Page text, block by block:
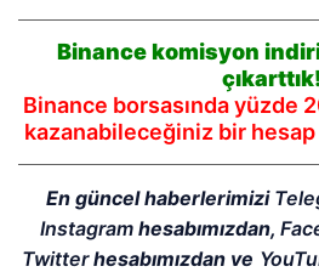
Binance komisyon
çıkarttık!
Binance borsasında yüzde
kazanabileceğiniz bir hesap
En güncel haberlerimizi
Instagramhesabımızdan,
Twitterhesabımızdan ve